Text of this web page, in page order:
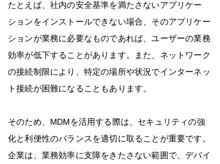
たとえば、社内の安全基準を満たさないアプリケー
ションをインストールできない場合、そのアプリケー
ションが業務に必要なものであれば、ユーザーの業務
効率が低下することがあります。また、ネットワーク
の接続制限により、特定の場所や状況でインターネッ
ト接続が困難になることもあります。
そのため、MDMを活用する際は、セキュリティの強
化と利便性のバランスを適切に取ることが重要です。
企業は、業務効率に支障をきたさない範囲で、デバイ